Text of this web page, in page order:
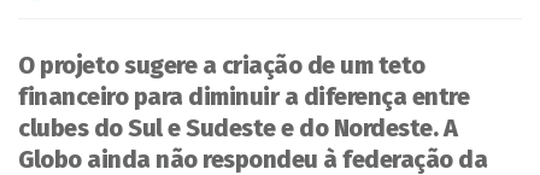
O projeto sugere a criação de um teto
financeiro para diminuir a diferença entre
clubes do Sul e Sudeste e do Nordeste. A
Globo ainda não respondeu à federação da